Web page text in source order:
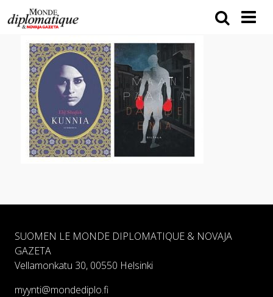
SUOMEN LE MONDE DIPLOMATIQUE & NOVAJA
GAZETA
Vellamonkatu 30, 00550 Helsinki
myynti@mondediplo.fi